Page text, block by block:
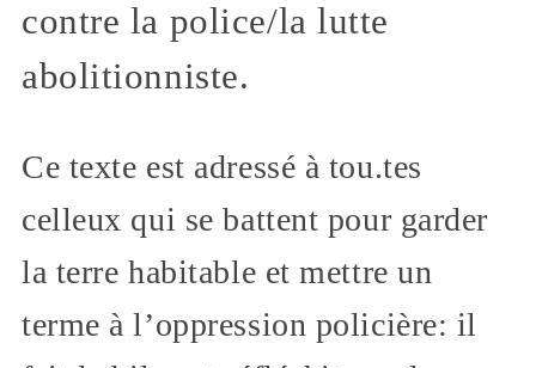
contre la police/la lutte
abolitionniste.
Ce texte est adressé à tou.tes
celleux qui se battent pour garder
la terre habitable et mettre un
terme à l’oppression policière: il